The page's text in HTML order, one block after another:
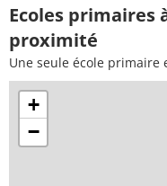
Ecoles primaires
proximité
Une seule école primaire
+
−